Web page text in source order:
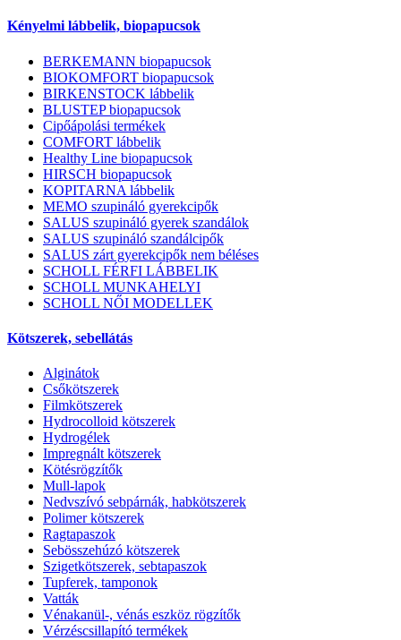
Kényelmi lábbelik, biopapucsok
BERKEMANN biopapucsok
BIOKOMFORT biopapucsok
BIRKENSTOCK lábbelik
BLUSTEP biopapucsok
Cipőápolási termékek
COMFORT lábbelik
Healthy Line biopapucsok
HIRSCH biopapucsok
KOPITARNA lábbelik
MEMO szupináló gyerekcipők
SALUS szupináló gyerek szandálok
SALUS szupináló szandálcipők
SALUS zárt gyerekcipők nem béléses
SCHOLL FÉRFI LÁBBELIK
SCHOLL MUNKAHELYI
SCHOLL NŐI MODELLEK
Kötszerek, sebellátás
Alginátok
Csőkötszerek
Filmkötszerek
Hydrocolloid kötszerek
Hydrogélek
Impregnált kötszerek
Kötésrögzítők
Mull-lapok
Nedvszívó sebpárnák, habkötszerek
Polimer kötszerek
Ragtapaszok
Sebösszehúzó kötszerek
Szigetkötszerek, sebtapaszok
Tupferek, tamponok
Vatták
Vénakanül-, vénás eszköz rögzítők
Vérzéscsillapító termékek